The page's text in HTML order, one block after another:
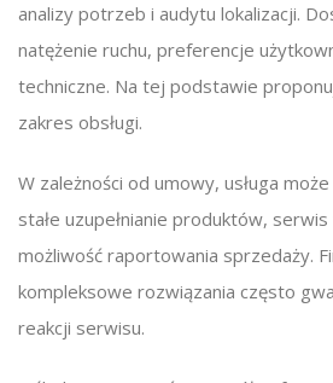
analizy potrzeb i audytu lokalizacji.
natężenie ruchu, preferencje
techniczne. Na tej podstawie
zakres obsługi.
W zależności od umowy, usługa
stałe uzupełnianie produktów,
możliwość raportowania sprzedaży.
kompleksowe rozwiązania często
reakcji serwisu.